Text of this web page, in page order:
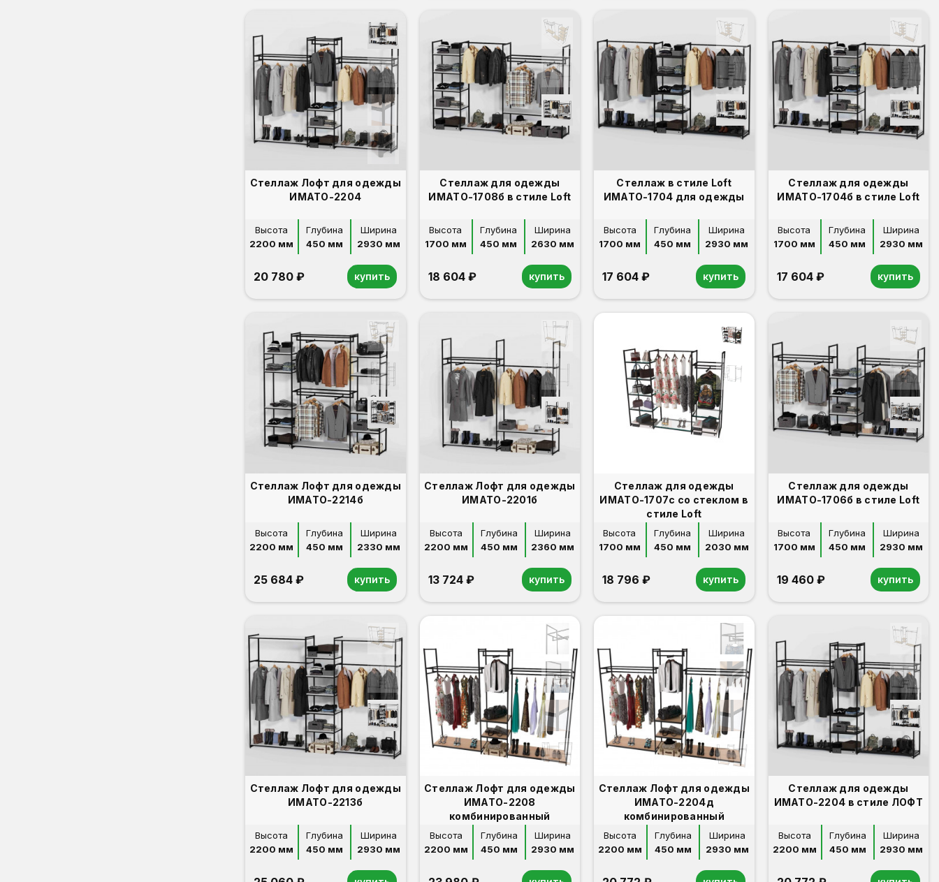
Стеллаж Лофт для одежды
ИМАТО-2204
Высота
2200 мм
Глубина
450 мм
Ширина
2930 мм
20 780 ₽ купить
Стеллаж для одежды
ИМАТО-1708б в стиле Loft
Высота
1700 мм
Глубина
450 мм
Ширина
2630 мм
18 604 ₽ купить
Стеллаж в стиле Loft
ИМАТО-1704 для одежды
Высота
1700 мм
Глубина
450 мм
Ширина
2930 мм
17 604 ₽ купить
Стеллаж для одежды
ИМАТО-1704б в стиле Loft
Высота
1700 мм
Глубина
450 мм
Ширина
2930 мм
17 604 ₽ купить
Стеллаж Лофт для одежды
ИМАТО-2214б
Высота
2200 мм
Глубина
450 мм
Ширина
2330 мм
25 684 ₽ купить
Стеллаж Лофт для одежды
ИМАТО-2201б
Высота
2200 мм
Глубина
450 мм
Ширина
2360 мм
13 724 ₽ купить
Стеллаж для одежды
ИМАТО-1707с со стеклом в
стиле Loft
Высота
1700 мм
Глубина
450 мм
Ширина
2030 мм
18 796 ₽ купить
Стеллаж для одежды
ИМАТО-1706б в стиле Loft
Высота
1700 мм
Глубина
450 мм
Ширина
2930 мм
19 460 ₽ купить
Стеллаж Лофт для одежды
ИМАТО-2213б
Высота
2200 мм
Глубина
450 мм
Ширина
2930 мм
Стеллаж Лофт для одежды
ИМАТО-2208
комбинированный
Высота
2200 мм
Глубина
450 мм
Ширина
2930 мм
Стеллаж Лофт для одежды
ИМАТО-2204д
комбинированный
Высота
2200 мм
Глубина
450 мм
Ширина
2930 мм
Стеллаж для одежды
ИМАТО-2204 в стиле ЛОФТ
Высота
2200 мм
Глубина
450 мм
Ширина
2930 мм